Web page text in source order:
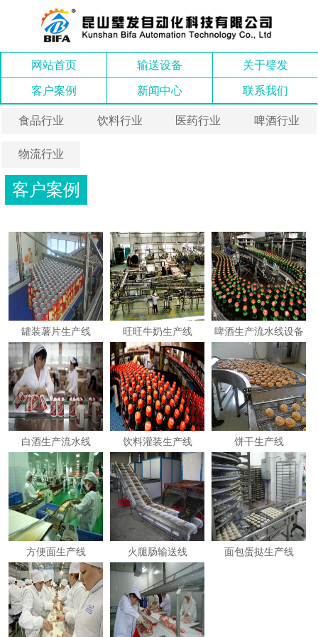
网站首页 输送设备 关于璧发
客户案例 新闻中心 联系我们
食品行业 饮料行业 医药行业 啤酒行业
物流行业
客户案例
罐装薯片生产线 旺旺牛奶生产线 啤酒生产流水线设备
白酒生产流水线 饮料灌装生产线 饼干生产线
方便面生产线 火腿肠输送线 面包蛋挞生产线